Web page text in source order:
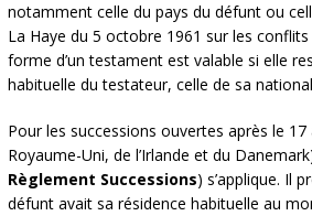
notamment celle du pays du défunt ou
La Haye du 5 octobre 1961 sur les
forme d’un testament est valable si elle
habituelle du testateur, celle de sa
Pour les successions ouvertes après le
Royaume-Uni, de l’Irlande et du
Règlement Successions) s’applique. Il
défunt avait sa résidence habituelle au